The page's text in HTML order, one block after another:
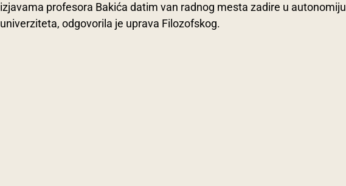
izjavama profesora Bakića datim van radnog mesta zadire u autonomiju
univerziteta, odgovorila je uprava Filozofskog.